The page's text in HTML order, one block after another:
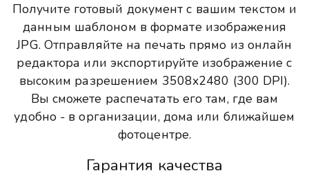
Получите готовый документ с вашим текстом и
данным шаблоном в формате изображения
JPG. Отправляйте на печать прямо из онлайн
редактора или экспортируйте изображение с
высоким разрешением 3508x2480 (300 DPI).
Вы сможете распечатать его там, где вам
удобно - в организации, дома или ближайшем
фотоцентре.
Гарантия качества